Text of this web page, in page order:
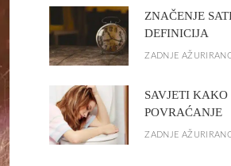
ZNAČENJE
DEFINICIJA
ZADNJE
SAVJETI
POVRAĆANJE
ZADNJE